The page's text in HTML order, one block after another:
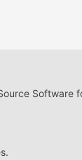
Software